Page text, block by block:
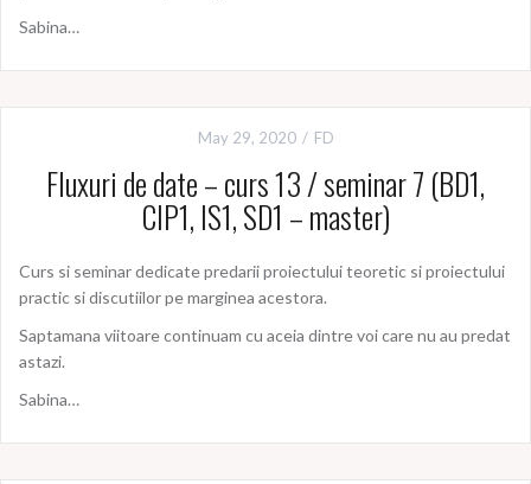
Sabina…
May 29, 2020 FD
Fluxuri de date – curs 13 / seminar 7 (BD1,
CIP1, IS1, SD1 – master)
Curs si seminar dedicate predarii proiectului teoretic si proiectului
practic si discutiilor pe marginea acestora.
Saptamana viitoare continuam cu aceia dintre voi care nu au predat
astazi.
Sabina…